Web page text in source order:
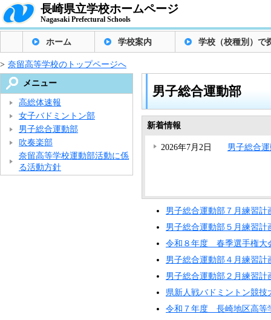
長崎県立学校ホームページ
Nagasaki Prefectural Schools
ホーム 学校案内 学校（校種別）で
> 奈留高等学校のトップページへ
男子総合運動部
新着情報
2026年7月2日 男子総合
男子総合運動部７月練習計
男子総合運動部５月練習計
令和８年度 春季選手権大
男子総合運動部４月練習計
男子総合運動部２月練習計
県新人戦バドミントン競技
令和７年度 長崎地区高等
メニュー
高総体速報
女子バドミントン部
男子総合運動部
吹奏楽部
奈留高等学校運動部活動に係
る活動方針